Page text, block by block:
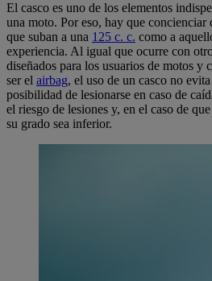
El casco es uno de los elementos
una moto. Por eso, hay que concienciar
que suban a una 125 c. c. como a
experiencia. Al igual que ocurre con
diseñados para los usuarios de motos y
ser el airbag, el uso de un casco no
posibilidad de lesionarse en caso de
el riesgo de lesiones y, en el caso de
su grado sea inferior.